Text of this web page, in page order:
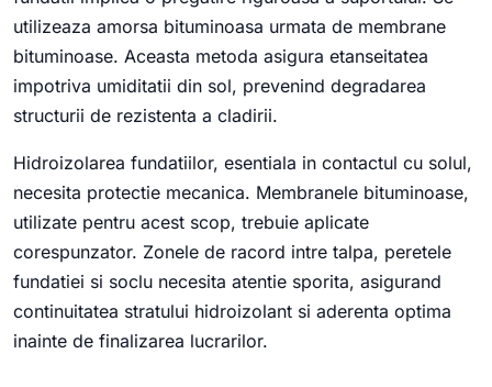
utilizeaza amorsa bituminoasa urmata de membrane
bituminoase. Aceasta metoda asigura etanseitatea
impotriva umiditatii din sol, prevenind degradarea
structurii de rezistenta a cladirii.
Hidroizolarea fundatiilor, esentiala in contactul cu solul,
necesita protectie mecanica. Membranele bituminoase,
utilizate pentru acest scop, trebuie aplicate
corespunzator. Zonele de racord intre talpa, peretele
fundatiei si soclu necesita atentie sporita, asigurand
continuitatea stratului hidroizolant si aderenta optima
inainte de finalizarea lucrarilor.